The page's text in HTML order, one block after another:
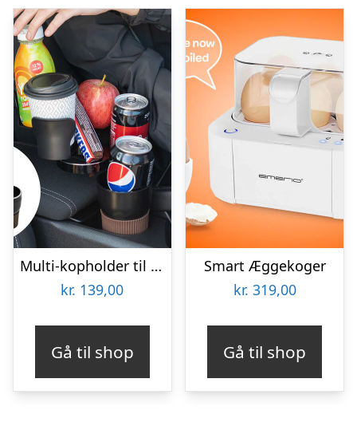
Multi-kopholder til Bilen
kr. 139,00
Gå til shop
Smart Æggekoger
kr. 319,00
Gå til shop